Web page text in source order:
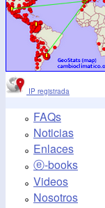
IP registrada
FAQs
Noticias
Enlaces
ⓔ-books
Videos
Nosotros